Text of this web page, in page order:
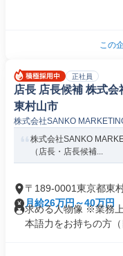
この
正社員
店長 店長候補 株式
東村山市
株式会社SANKO
株式会社SANKO
（店長・店長候補...
〒189-0001東京都東
月給26万円～40万円
求める人物像 ※業務
本語力をお持ちの方（